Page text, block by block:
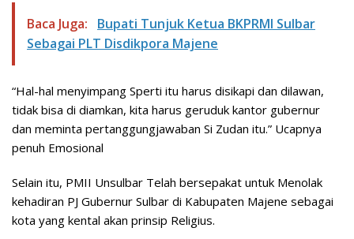
Baca Juga:
Bupati Tunjuk Ketua BKPRMI Sulbar
Sebagai PLT Disdikpora Majene
“Hal-hal menyimpang Sperti itu harus disikapi dan dilawan,
tidak bisa di diamkan, kita harus geruduk kantor gubernur
dan meminta pertanggungjawaban Si Zudan itu.” Ucapnya
penuh Emosional
Selain itu, PMII Unsulbar Telah bersepakat untuk Menolak
kehadiran PJ Gubernur Sulbar di Kabupaten Majene sebagai
kota yang kental akan prinsip Religius.